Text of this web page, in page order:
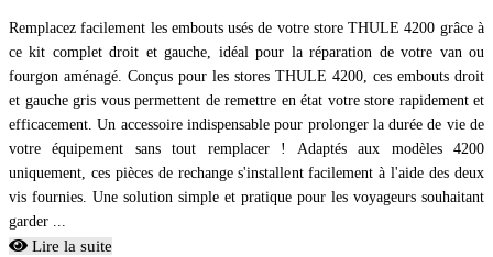
Remplacez facilement les embouts usés de votre store THULE 4200 grâce à
ce kit complet droit et gauche, idéal pour la réparation de votre van ou
fourgon aménagé. Conçus pour les stores THULE 4200, ces embouts droit
et gauche gris vous permettent de remettre en état votre store rapidement et
efficacement. Un accessoire indispensable pour prolonger la durée de vie de
votre équipement sans tout remplacer ! Adaptés aux modèles 4200
uniquement, ces pièces de rechange s'installent facilement à l'aide des deux
vis fournies. Une solution simple et pratique pour les voyageurs souhaitant
garder ...
Lire la suite